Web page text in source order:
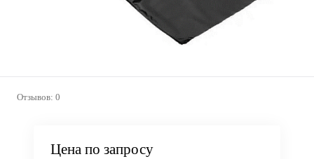
Отзывов: 0
Цена по запросу